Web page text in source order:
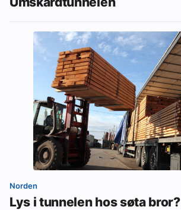
Norden
Lys i tunnelen hos søta bror?